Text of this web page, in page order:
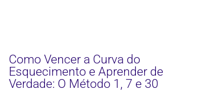
Como Vencer a Curva do
Esquecimento e Aprender de
Verdade: O Método 1, 7 e 30